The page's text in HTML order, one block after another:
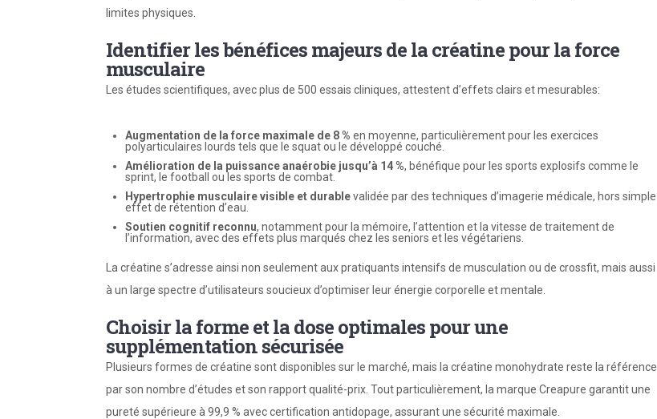
limites physiques.
Identifier les bénéfices majeurs de la créatine pour la force
musculaire
Les études scientifiques, avec plus de 500 essais cliniques, attestent d’effets clairs et mesurables:
Augmentation de la force maximale de 8 % en moyenne, particulièrement pour les exercices
polyarticulaires lourds tels que le squat ou le développé couché.
Amélioration de la puissance anaérobie jusqu’à 14 %, bénéfique pour les sports explosifs comme le
sprint, le football ou les sports de combat.
Hypertrophie musculaire visible et durablevalidée par des techniques d’imagerie médicale, hors simple
effet de rétention d’eau.
Soutien cognitif reconnu, notamment pour la mémoire, l’attention et la vitesse de traitement de
l’information, avec des effets plus marqués chez les seniors et les végétariens.
La créatine s’adresse ainsi non seulement aux pratiquants intensifs de musculation ou de crossfit, mais aussi
à un large spectre d’utilisateurs soucieux d’optimiser leur énergie corporelle et mentale.
Choisir la forme et la dose optimales pour une
supplémentation sécurisée
Plusieurs formes de créatine sont disponibles sur le marché, mais la créatine monohydrate reste la référence
par son nombre d’études et son rapport qualité-prix. Tout particulièrement, la marque Creapure garantit une
pureté supérieure à 99,9 % avec certification antidopage, assurant une sécurité maximale.